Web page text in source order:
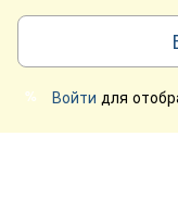
% Войти для